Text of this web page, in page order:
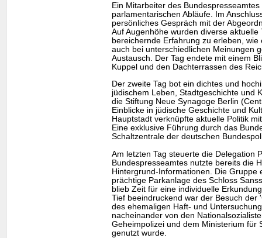
Ein Mitarbeiter des
parlamentarischen Abläufe. Im
persönliches Gespräch mit der
Auf Augenhöhe wurden diverse
bereichernde Erfahrung zu erleben, wie
auch bei unterschiedlichen Meinungen
Austausch. Der Tag endete mit einem
Kuppel und den Dachterrassen des
Der zweite Tag bot ein dichtes und
jüdischem Leben, Stadtgeschichte und
die Stiftung Neue Synagoge Berlin
Einblicke in jüdische Geschichte und
Hauptstadt verknüpfte aktuelle Politik
Eine exklusive Führung durch das
Schaltzentrale der deutschen
Am letzten Tag steuerte die Delegation
Bundespresseamtes nutzte bereits die
Hintergrund-Informationen. Die Gruppe
prächtige Parkanlage des Schloss
blieb Zeit für eine individuelle
Tief beeindruckend war der Besuch der
des ehemaligen Haft- und
nacheinander von den
Geheimpolizei und dem Ministerium für
genutzt wurde.